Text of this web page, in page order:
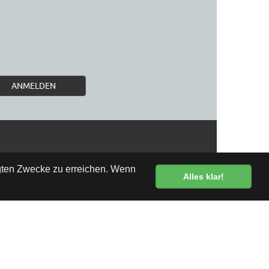
Zwecke zu erreichen. Wenn
Alles klar!
ANMELDEN